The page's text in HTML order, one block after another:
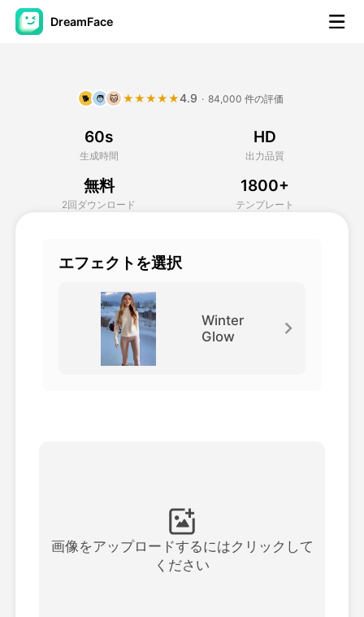
DreamFace
アバター動画
製品ニュース製品案内会社案内
人工知能の写真
すべてのテンプレートを見る
🐕 🧑 🐱 ★★★★★4.9 · 84,000 件の評価
60s
生成時間
HD
出力品質
無料
2回ダウンロード
1800+
テンプレート
エフェクトを選択
Winter
Glow
画像をアップロードするにはクリックして
ください